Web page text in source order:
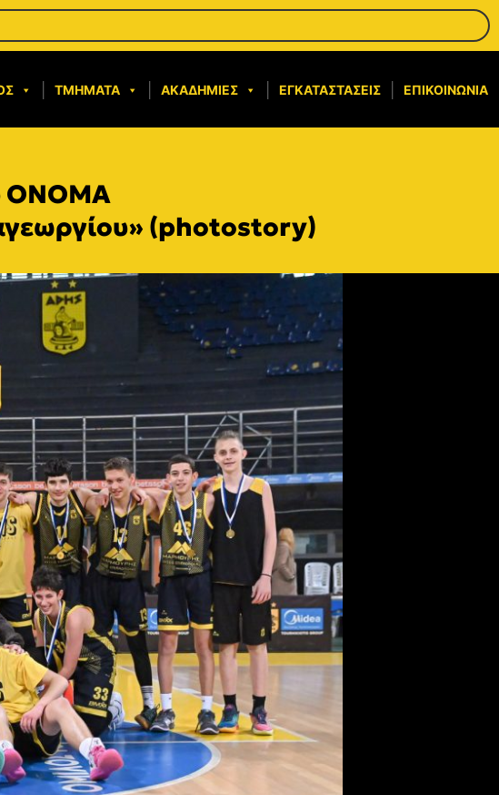
ΤΜΉΜΑΤΑ ΑΚΑΔΗΜΊΕΣ ΕΓΚΑΤΑΣΤΆΣΕΙΣ ΕΠΙΚΟΙΝΩΝΊΑ
ΟΝΟΜΑ
(photostory)